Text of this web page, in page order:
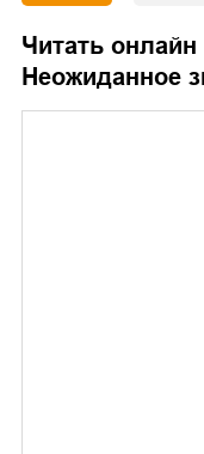
Читать онлайн
Неожиданное